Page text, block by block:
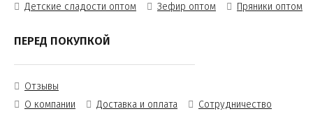
Детские сладости оптом
Зефир оптом Пряники оптом
ПЕРЕД ПОКУПКОЙ
Отзывы
О компании
Доставка и оплата
Сотрудничество